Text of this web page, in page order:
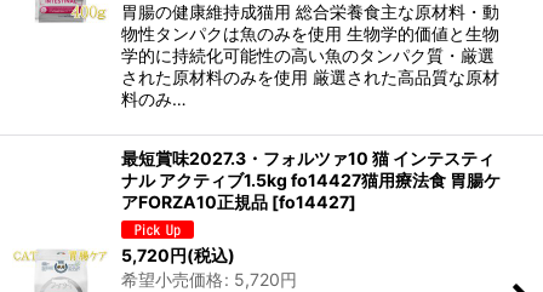
胃腸の健康維持成猫用 総合栄養食主な原材料・動
物性タンパクは魚のみを使用 生物学的価値と生物
学的に持続化可能性の高い魚のタンパク質・厳選
された原材料のみを使用 厳選された高品質な原材
料のみ…
最短賞味2027.3・フォルツァ10 猫 インテスティ
ナル アクティブ1.5kg fo14427猫用療法食 胃腸ケ
アFORZA10正規品 [fo14427]
5,720円(税込)
希望小売価格: 5,720円